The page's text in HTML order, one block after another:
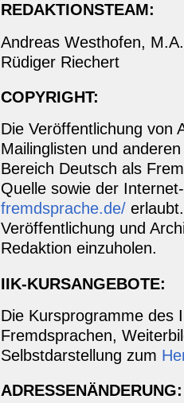
REDAKTIONSTEAM:
Andreas Westhofen,
Rüdiger Riechert
COPYRIGHT:
Die Veröffentlichung von
Mailinglisten und
Bereich Deutsch als
Quelle sowie der
fremdsprache.de/
Veröffentlichung und
Redaktion einzuholen.
IIK-KURSANGEBOTE:
Die Kursprogramme des
Fremdsprachen,
Selbstdarstellung zum
ADRESSENÄNDERUNG: